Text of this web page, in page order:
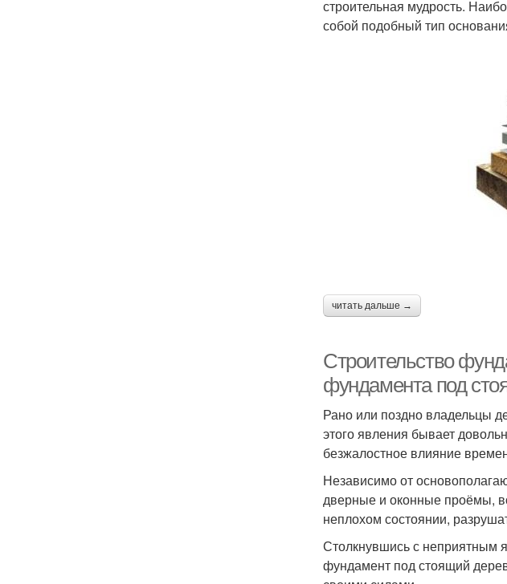
строительная мудрость.
собой подобный тип
читать дальше →
Строительство
фундамента под
Рано или поздно владельцы
этого явления бывает
безжалостное влияние
Независимо от
дверные и оконные проёмы,
неплохом состоянии,
Столкнувшись с неприятным
фундамент под стоящий